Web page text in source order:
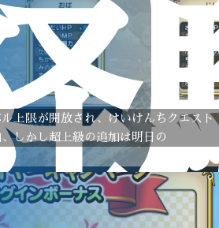
上限が開放され、けいけんちクエスト
しかし超上級の追加は明日の